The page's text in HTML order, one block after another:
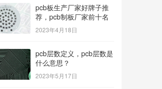
pcb板生产厂家好牌子推
荐，pcb制板厂家前十名
2023年4月18日
pcb层数定义，pcb层数是
什么意思？
2023年5月17日